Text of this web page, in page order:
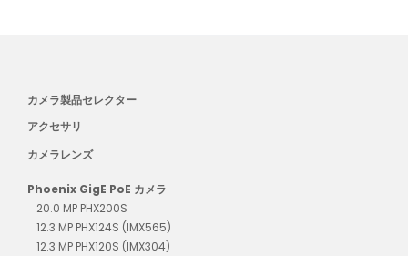
カメラ製品セレクター
アクセサリ
カメラレンズ
Phoenix GigE PoE カメラ
20.0 MP PHX200S
12.3 MP PHX124S (IMX565)
12.3 MP PHX120S (IMX304)